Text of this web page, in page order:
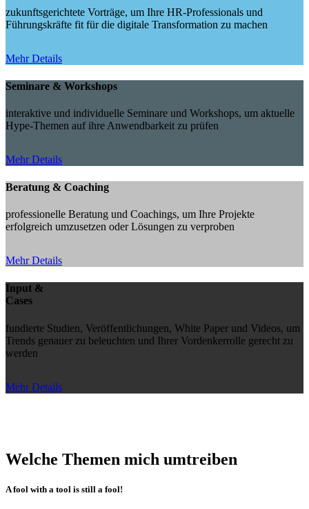
zukunftsgerichtete Vorträge, um Ihre HR-Professionals und
Führungskräfte fit für die digitale Transformation zu machen
Mehr Details
Seminare & Workshops
interaktive und individuelle Seminare und Workshops, um aktuelle
Hype-Themen auf ihre Anwendbarkeit zu prüfen
Mehr Details
Beratung & Coaching
professionelle Beratung und Coachings, um Ihre Projekte
erfolgreich umzusetzen oder Lösungen zu verproben
Mehr Details
Input &
Cases
fundierte Studien, Veröffentlichungen, White Paper und Videos, um
Trends genauer zu beleuchten und Ihrer Vordenkerrolle gerecht zu
werden
Mehr Details
Welche Themen mich umtreiben
A fool with a tool is still a fool!